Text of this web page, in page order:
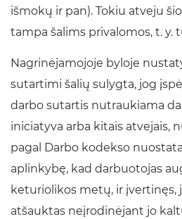
išmokų ir pan). Tokiu atveju
tampa šalims privalomos, t. y.
Nagrinėjamojoje byloje
sutartimi šalių sulygta, jog
darbo sutartis nutraukiama
iniciatyva arba kitais atvejais,
pagal Darbo kodekso
aplinkybę, kad darbuotojas
keturiolikos metų, ir įvertinęs,
atšauktas neįrodinėjant jo